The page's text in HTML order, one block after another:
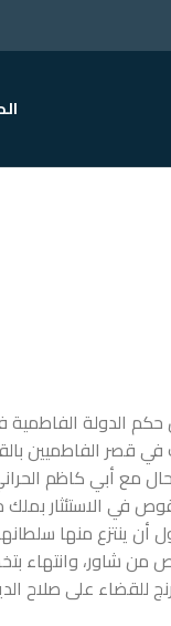
حكم الدولة
قصر الفاطميين
مع أبي كاظم
في الاستئثار
ينتزع منها
من شاور،
للقضاء على